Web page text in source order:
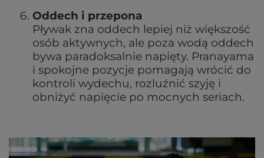
Oddech i przepona
Pływak zna oddech lepiej niż większość
osób aktywnych, ale poza wodą oddech
bywa paradoksalnie napięty. Pranayama
i spokojne pozycje pomagają wrócić do
kontroli wydechu, rozluźnić szyję i
obniżyć napięcie po mocnych seriach.